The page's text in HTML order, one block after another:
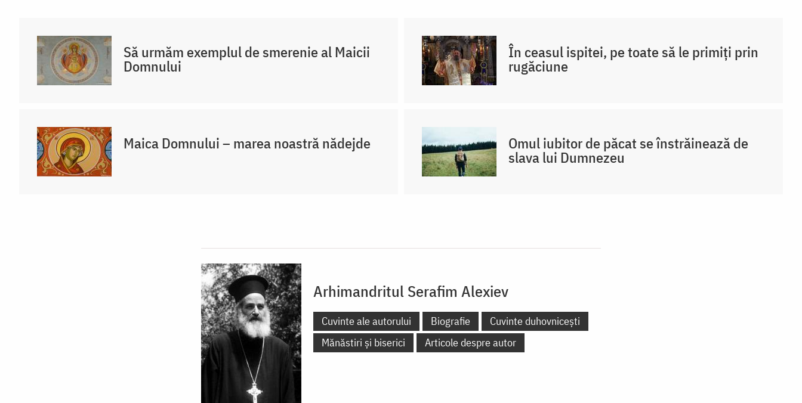
Să urmăm exemplul de smerenie al Maicii
Domnului
În ceasul ispitei, pe toate să le primiți prin
rugăciune
Maica Domnului – marea noastră nădejde Omul iubitor de păcat se înstrăinează de
slava lui Dumnezeu
Arhimandritul Serafim Alexiev
Cuvinte ale autorului Biografie
Cuvinte duhovnicești
Mănăstiri și biserici
Articole despre autor